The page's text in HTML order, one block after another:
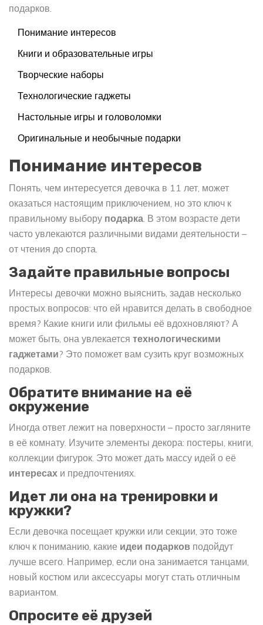
подарков.
Понимание интересов
Книги и образовательные игры
Творческие наборы
Технологические гаджеты
Настольные игры и головоломки
Оригинальные и необычные подарки
Понимание интересов
Понять, чем интересуется девочка в 11 лет, может
оказаться настоящим приключением, но это ключ к
правильному выбору подарка. В этом возрасте дети
часто увлекаются различными видами деятельности –
от чтения до спорта.
Задайте правильные вопросы
Интересы девочки можно выяснить, задав несколько
простых вопросов: что ей нравится делать в свободное
время? Какие книги или фильмы её вдохновляют? А
может быть, она увлекается технологическими
гаджетами? Это поможет вам сузить круг возможных
подарков.
Обратите внимание на её
окружение
Иногда ответ лежит на поверхности – просто загляните
в её комнату. Изучите элементы декора: постеры, книги,
коллекции фигурок. Это может дать массу идей о её
интересах и предпочтениях.
Идет ли она на тренировки и
кружки?
Если девочка посещает кружки или секции, это тоже
ключ к пониманию, какие идеи подарков подойдут
лучше всего. Например, если она занимается танцами,
новый костюм или аксессуары могут стать отличным
вариантом.
Опросите её друзей